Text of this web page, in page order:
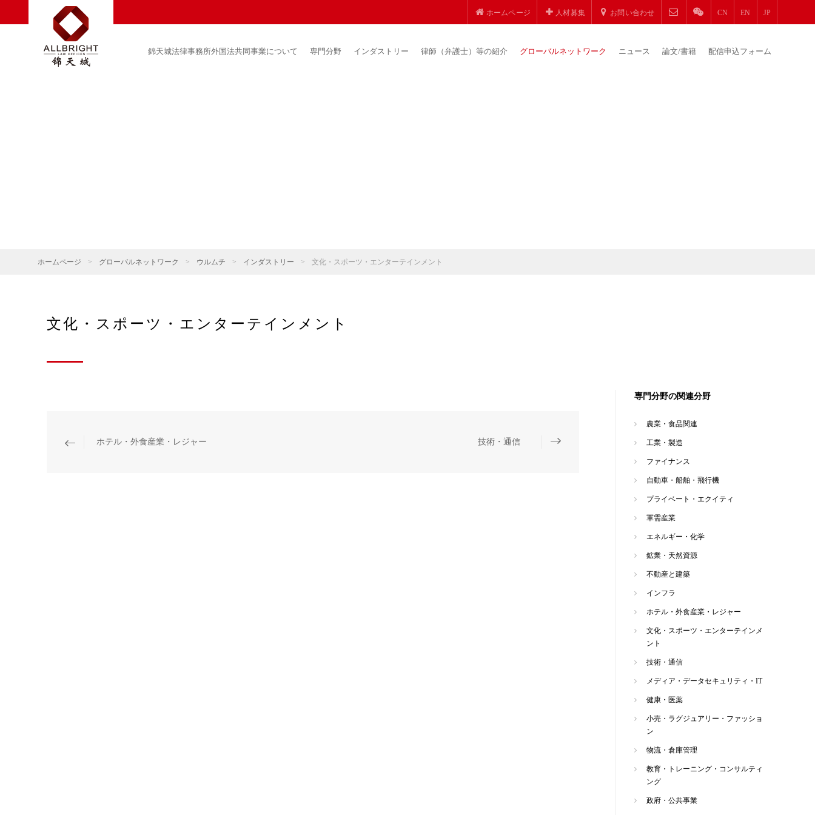
ホームページ 人材募集 お問い合わせ CN EN JP
錦天城法律事務所外国法共同事業について 専門分野 インダストリー 律師（弁護士）等の紹介 グローバルネットワーク ニュース 論文/書籍 配信申込フォーム
ホームページ > グローバルネットワーク > ウルムチ > インダストリー > 文化・スポーツ・エンターテインメント
文化・スポーツ・エンターテインメント
ホテル・外食産業・レジャー 技術・通信
専門分野の関連分野
農業・食品関連
工業・製造
ファイナンス
自動車・船舶・飛行機
プライベート・エクイティ
軍需産業
エネルギー・化学
鉱業・天然資源
不動産と建築
インフラ
ホテル・外食産業・レジャー
文化・スポーツ・エンターテインメ
ント
技術・通信
メディア・データセキュリティ・IT
健康・医薬
小売・ラグジュアリー・ファッショ
ン
物流・倉庫管理
教育・トレーニング・コンサルティ
ング
政府・公共事業